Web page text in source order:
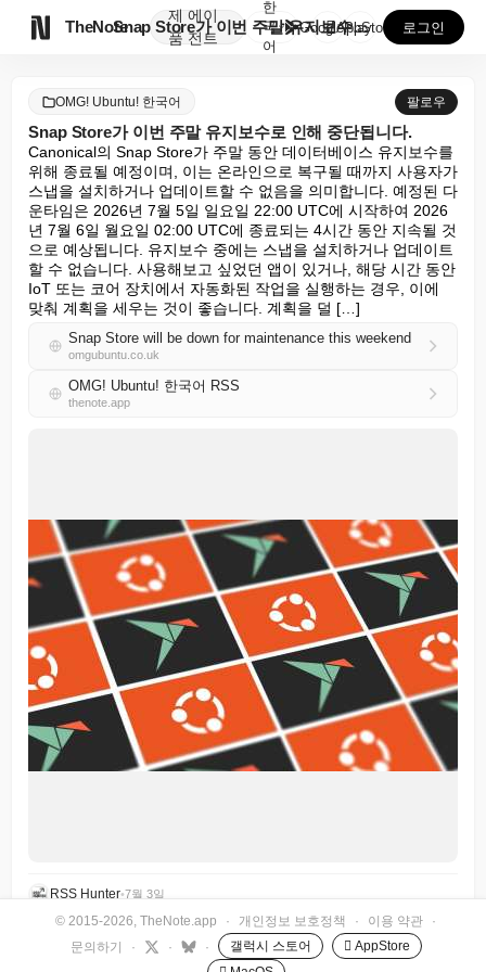
TheNote
제
품
에이
전트
Snap Store가 이번 주말 유지보수로 인해 중단됩...
한
국
어
GooglePlay
AppStore 로그인
OMG! Ubuntu! 한국어 팔로우
Snap Store가 이번 주말 유지보수로 인해 중단됩니다.
Canonical의 Snap Store가 주말 동안 데이터베이스 유지보수를
위해 종료될 예정이며, 이는 온라인으로 복구될 때까지 사용자가
스냅을 설치하거나 업데이트할 수 없음을 의미합니다. 예정된 다
운타임은 2026년 7월 5일 일요일 22:00 UTC에 시작하여 2026
년 7월 6일 월요일 02:00 UTC에 종료되는 4시간 동안 지속될 것
으로 예상됩니다. 유지보수 중에는 스냅을 설치하거나 업데이트
할 수 없습니다. 사용해보고 싶었던 앱이 있거나, 해당 시간 동안
IoT 또는 코어 장치에서 자동화된 작업을 실행하는 경우, 이에
맞춰 계획을 세우는 것이 좋습니다. 계획을 덜 […]
Snap Store will be down for maintenance this weekend
omgubuntu.co.uk
OMG! Ubuntu! 한국어 RSS
thenote.app
RSS Hunter•7월 3일
© 2015-2026, TheNote.app · 개인정보 보호정책 · 이용 약관
·
문의하기
· · · 갤럭시 스토어
 AppStore